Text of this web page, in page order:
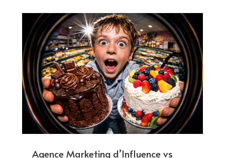
Agence Marketing d’Influence vs